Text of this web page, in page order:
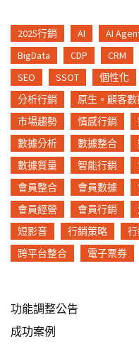
2025行銷 AI AI
BigData
CDP CRM
SEO
SSOT 個性化
分析行銷
原生。顧客數
市場趨勢
情感行銷
數據分析
數據整合
數據質量
智能行銷
會員整合
會員數據
會員經營
會員行銷
短影音
行銷策略
跨平台整合
電子票券
功能調整公告
成功案例